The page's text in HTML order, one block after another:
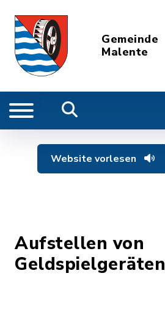
Gemeinde
Malente
Website vorlesen
Aufstellen von
Geldspielgeräten